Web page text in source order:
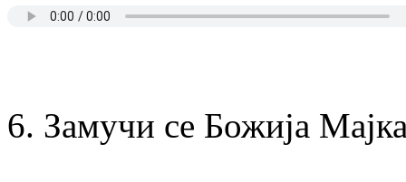
6. Замучи се Божија